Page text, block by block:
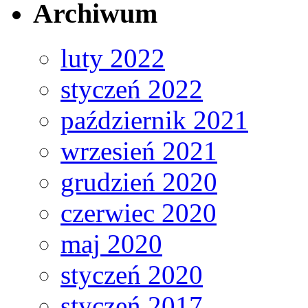
Archiwum
luty 2022
styczeń 2022
październik 2021
wrzesień 2021
grudzień 2020
czerwiec 2020
maj 2020
styczeń 2020